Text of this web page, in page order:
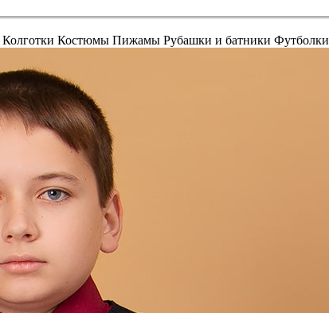
Колготки Костюмы Пижамы Рубашки и батники Футболки